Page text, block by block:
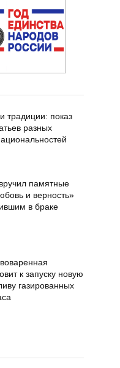
традиции: показ
разных
памятные
и верность»
в браке
к запуску новую
газированных